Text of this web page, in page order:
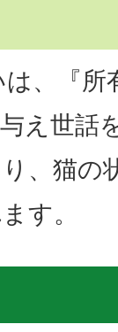
、『所
え世話
、猫の
す。